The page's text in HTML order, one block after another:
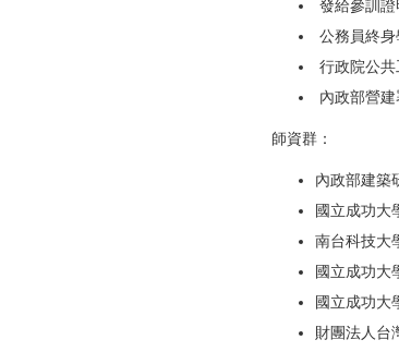
發給參訓證
公務員終身
行政院公共
內政部營建
師資群：
內政部建築
國立成功大
南台科技大
國立成功大
國立成功大
財團法人台